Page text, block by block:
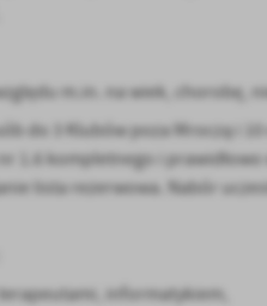
m.in. na wiek,
do 3 Klubów poza Mroczą i
1.6 kompletnego i
lista rezerwowa. Nabór
informatykiem,